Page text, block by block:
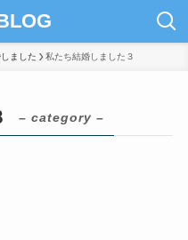
ました 私たち結婚しました３
– category –